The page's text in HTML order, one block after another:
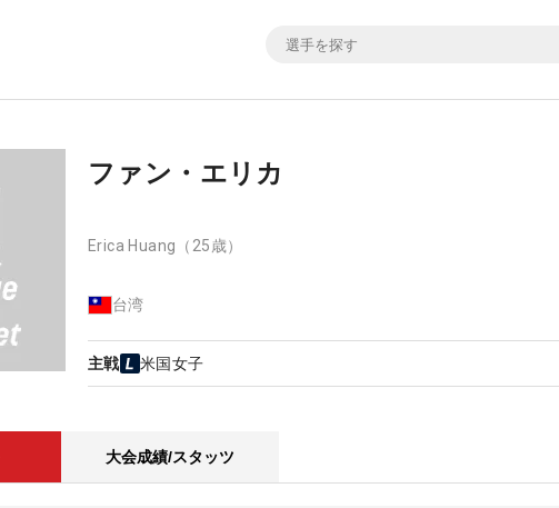
ファン・エリカ
Erica Huang （25歳）
台湾
主戦 米国女子
大会成績/スタッツ